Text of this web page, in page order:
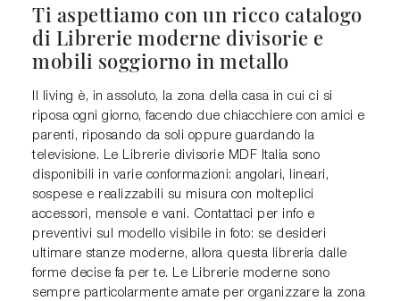
Ti aspettiamo con un ricco catalogo
di Librerie moderne divisorie e
mobili soggiorno in metallo
Il living è, in assoluto, la zona della casa in cui ci si
riposa ogni giorno, facendo due chiacchiere con amici e
parenti, riposando da soli oppure guardando la
televisione. Le Librerie divisorie MDF Italia sono
disponibili in varie conformazioni: angolari, lineari,
sospese e realizzabili su misura con molteplici
accessori, mensole e vani. Contattaci per info e
preventivi sul modello visibile in foto: se desideri
ultimare stanze moderne, allora questa libreria dalle
forme decise fa per te. Le Librerie moderne sono
sempre particolarmente amate per organizzare la zona